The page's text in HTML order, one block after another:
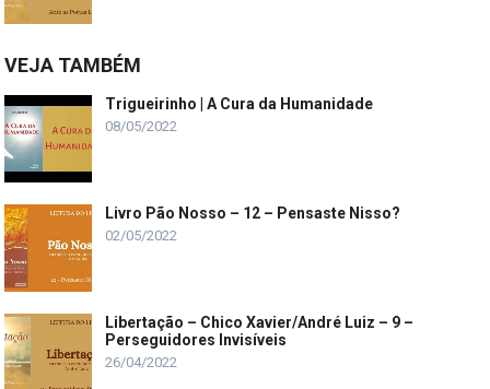
VEJA TAMBÉM
Trigueirinho | A Cura da Humanidade
08/05/2022
Livro Pão Nosso – 12 – Pensaste Nisso?
02/05/2022
Libertação – Chico Xavier/André Luiz – 9 –
Perseguidores Invisíveis
26/04/2022